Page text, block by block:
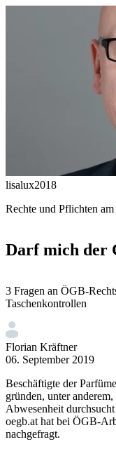
lisalux2018
Rechte und Pflichten
Darf mich der
3 Fragen an ÖGB-
Taschenkontrollen
Florian Kräftner
06. September 2019
Beschäftigte der
gründen, unter
Abwesenheit
oegb.at hat bei ÖGB-
nachgefragt.